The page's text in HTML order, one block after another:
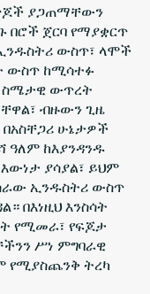
ያጋጠማቸውን
በሮች ጀርባ የማያቋርጥ
ውስጥ፣ ላሞች
ውስጥ ከሚሳተፉ
ስሜታዊ ውጥረት
ብዙውን ጊዜ
ሁኔታዎች
ዓለም ከእያንዳንዱ
ያሳያል፣ ይህም
ኢንዱስትሪ ውስጥ
በእነዚህ እንስሳት
የሚመራ፣ የፍጆታ
ሥነ ምግባራዊ
የሚያስጨንቅ ትረካ